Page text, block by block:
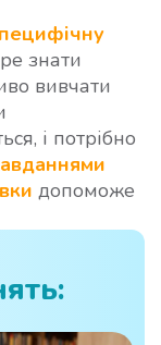
знати
вивчати
і потрібно
допоможе